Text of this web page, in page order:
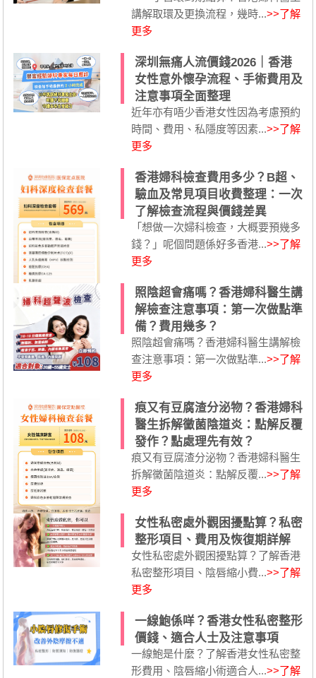
講解取環及更換流程，幾時...>>了解
更多
深圳無痛人流價錢2026｜香港
女性意外懷孕流程、手術費用及
注意事項全面整理
近年亦有唔少香港女性因為考慮預約
時間、費用、私隱度等因素...>>了解
更多
香港婦科檢查費用多少？B超、
驗血及常見項目收費整理：一次
了解檢查流程與價錢差異
「想做一次婦科檢查，大概要預幾多
錢？」呢個問題係好多香港...>>了解
更多
照陰超會痛嗎？香港婦科醫生講
解檢查注意事項：第一次做點準
備？費用幾多？
照陰超會痛嗎？香港婦科醫生講解檢
查注意事項：第一次做點準...>>了解
更多
痕又有豆腐渣分泌物？香港婦科
醫生拆解黴菌陰道炎：點解反覆
發作？點處理先有效？
痕又有豆腐渣分泌物？香港婦科醫生
拆解黴菌陰道炎：點解反覆...>>了解
更多
女性私密處外觀困擾點算？私密
整形項目、費用及恢復期詳解
女性私密處外觀困擾點算？了解香港
私密整形項目、陰唇縮小費...>>了解
更多
一線鮑係咩？香港女性私密整形
價錢、適合人士及注意事項
一線鮑是什麼？了解香港女性私密整
形費用、陰唇縮小術適合人...>>了解